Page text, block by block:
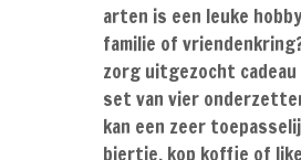
arten is een leuke
familie of
zorg uitgezocht cadeau
set van vier
kan een zeer
biertje, kop koffie of